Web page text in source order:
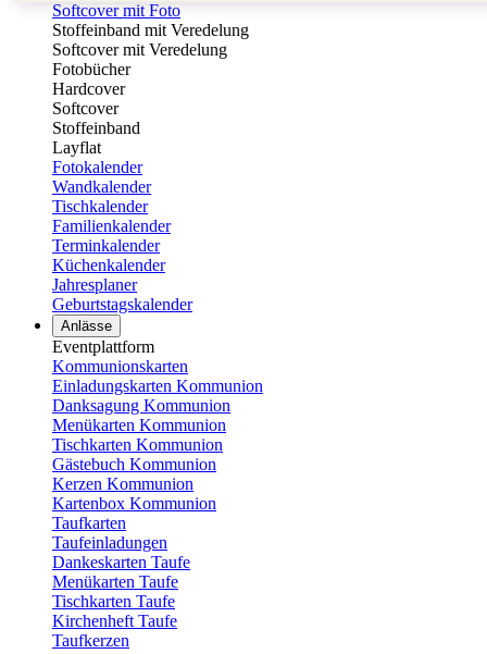
Softcover mit Foto
Stoffeinband mit Veredelung
Softcover mit Veredelung
Fotobücher
Hardcover
Softcover
Stoffeinband
Layflat
Fotokalender
Wandkalender
Tischkalender
Familienkalender
Terminkalender
Küchenkalender
Jahresplaner
Geburtstagskalender
Anlässe
Eventplattform
Kommunionskarten
Einladungskarten Kommunion
Danksagung Kommunion
Menükarten Kommunion
Tischkarten Kommunion
Gästebuch Kommunion
Kerzen Kommunion
Kartenbox Kommunion
Taufkarten
Taufeinladungen
Dankeskarten Taufe
Menükarten Taufe
Tischkarten Taufe
Kirchenheft Taufe
Taufkerzen